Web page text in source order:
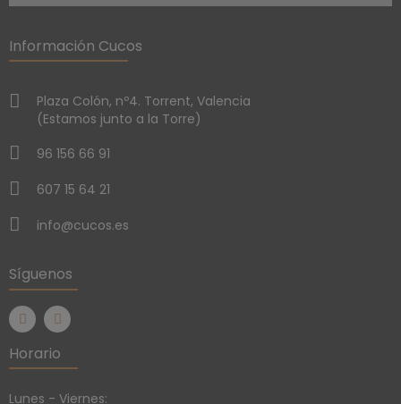
Información Cucos
Plaza Colón, nº4. Torrent, Valencia
(Estamos junto a la Torre)
96 156 66 91
607 15 64 21
info@cucos.es
Síguenos
Horario
Lunes - Viernes: